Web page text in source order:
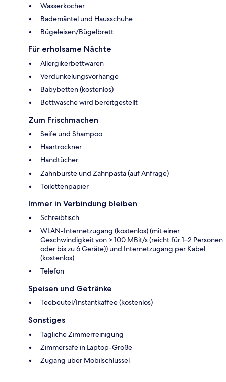
Wasserkocher
Bademäntel und Hausschuhe
Bügeleisen/Bügelbrett
Für erholsame Nächte
Allergikerbettwaren
Verdunkelungsvorhänge
Babybetten (kostenlos)
Bettwäsche wird bereitgestellt
Zum Frischmachen
Seife und Shampoo
Haartrockner
Handtücher
Zahnbürste und Zahnpasta (auf Anfrage)
Toilettenpapier
Immer in Verbindung bleiben
Schreibtisch
WLAN-Internetzugang (kostenlos) (mit einer
Geschwindigkeit von > 100 MBit/s (reicht für 1–2 Personen
oder bis zu 6 Geräte)) und Internetzugang per Kabel
(kostenlos)
Telefon
Speisen und Getränke
Teebeutel/Instantkaffee (kostenlos)
Sonstiges
Tägliche Zimmerreinigung
Zimmersafe in Laptop-Größe
Zugang über Mobilschlüssel